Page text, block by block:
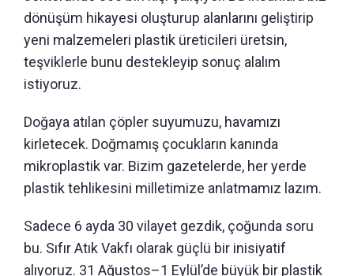
dönüşüm hikayesi oluşturup alanlarını geliştirip
yeni malzemeleri plastik üreticileri üretsin,
teşviklerle bunu destekleyip sonuç alalım
istiyoruz.
Doğaya atılan çöpler suyumuzu, havamızı
kirletecek. Doğmamış çocukların kanında
mikroplastik var. Bizim gazetelerde, her yerde
plastik tehlikesini milletimize anlatmamız lazım.
Sadece 6 ayda 30 vilayet gezdik, çoğunda soru
bu. Sıfır Atık Vakfı olarak güçlü bir inisiyatif
alıyoruz. 31 Ağustos–1 Eylül’de büyük bir plastik